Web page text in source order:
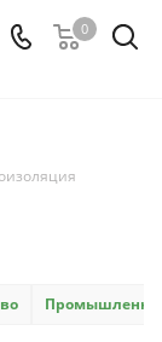
0
Промышленно-